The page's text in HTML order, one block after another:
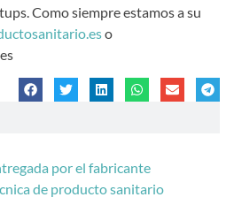
Como siempre estamos a su
o
por el fabricante
de producto sanitario